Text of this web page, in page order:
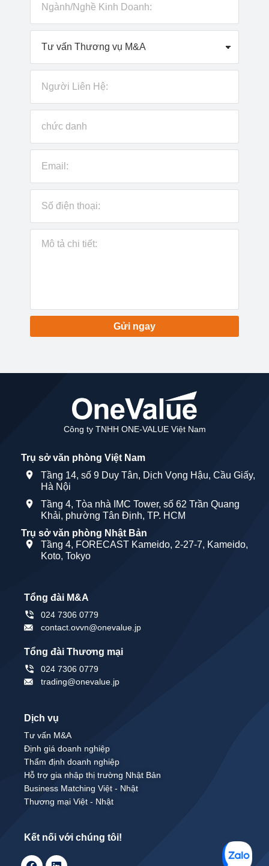
Gửi ngay
Công ty TNHH ONE-VALUE Việt Nam
Trụ sở văn phòng Việt Nam
Tầng 14, số 9 Duy Tân, Dịch Vọng Hậu, Cầu Giấy,
Hà Nội
Tầng 4, Tòa nhà IMC Tower, số 62 Trần Quang
Khải, phường Tân Định, TP. HCM
Trụ sở văn phòng Nhật Bản
Tầng 4, FORECAST Kameido, 2-27-7, Kameido,
Koto, Tokyo
Tổng đài M&A
024 7306 0779
contact.ovvn@onevalue.jp
Tổng đài Thương mại
024 7306 0779
trading@onevalue.jp
Dịch vụ
Tư vấn M&A
Định giá doanh nghiệp
Thẩm định doanh nghiệp
Hỗ trợ gia nhập thị trường Nhật Bản
Business Matching Việt - Nhật
Thương mại Việt - Nhật
Kết nối với chúng tôi!